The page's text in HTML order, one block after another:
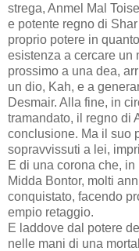
strega, Anmel Mal
e potente regno di
proprio potere in
esistenza a cercare un
prossimo a una dea,
un dio, Kah, e a
Desmair. Alla fine, in
tramandato, il regno di
conclusione. Ma il suo
sopravvissuti a lei,
E di una corona che,
Midda Bontor, molti
conquistato, facendo
empio retaggio.
E laddove dal potere
nelle mani di una